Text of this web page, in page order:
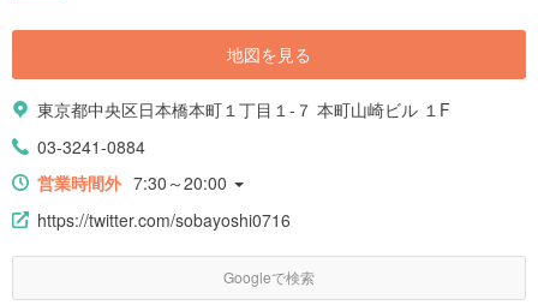
地図を見る
東京都中央区日本橋本町１丁目１-７ 本町山崎ビル １F
03-3241-0884
営業時間外 7:30～20:00
https://twitter.com/sobayoshi0716
Googleで検索